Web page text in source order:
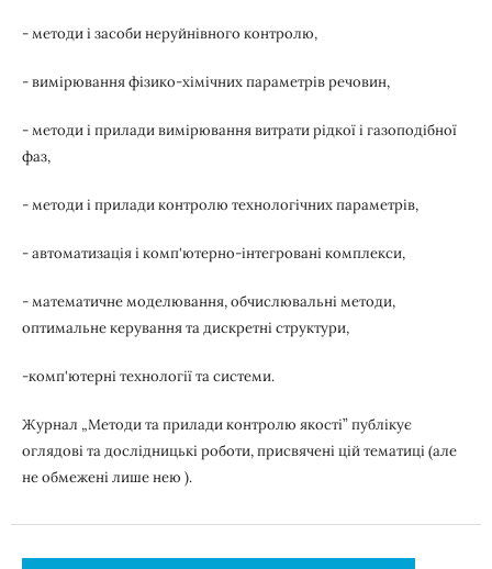
- методи і засоби неруйнівного контролю,
- вимірювання фізико-хімічних параметрів речовин,
- методи і прилади вимірювання витрати рідкої і газоподібної
фаз,
- методи і прилади контролю технологічних параметрів,
- автоматизація і комп'ютерно-інтегровані комплекси,
- математичне моделювання, обчислювальні методи,
оптимальне керування та дискретні структури,
-комп'ютерні технології та системи.
Журнал „Методи та прилади контролю якості” публікує
оглядові та дослідницькі роботи, присвячені цій тематиці (але
не обмежені лише нею ).